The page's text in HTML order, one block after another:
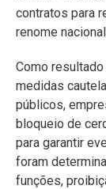
contratos para
renome
Como
medidas
públicos,
bloqueio de
para garantir
foram
funções,